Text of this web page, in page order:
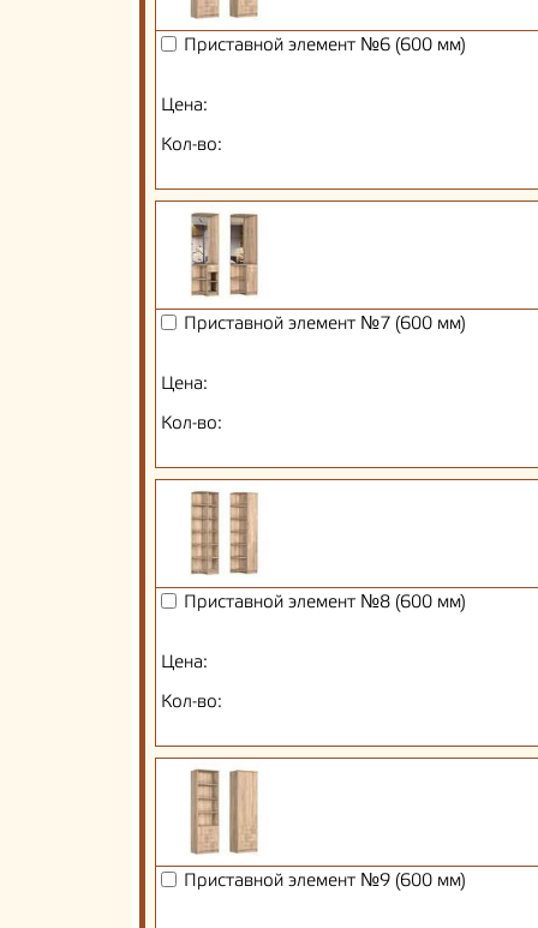
Приставной элемент №6 (600 мм)
Цена:
Кол-во:
Приставной элемент №7 (600 мм)
Цена:
Кол-во:
Приставной элемент №8 (600 мм)
Цена:
Кол-во:
Приставной элемент №9 (600 мм)